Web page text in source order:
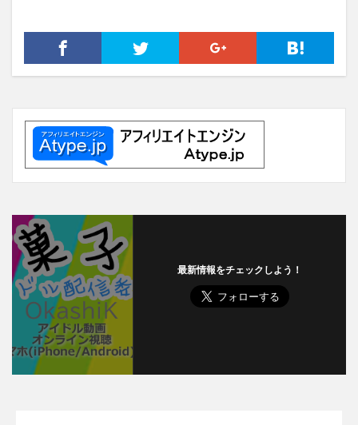
最新情報をチェックしよう！